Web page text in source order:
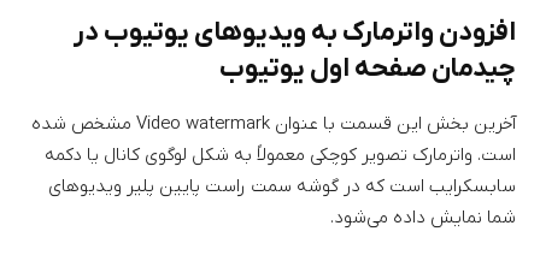
افزودن واترمارک به ویدیوهای یوتیوب در
چیدمان صفحه اول یوتیوب
آخرین بخش این قسمت با عنوان Video watermark مشخص شده
است. واترمارک تصویر کوچکی معمولاً به شکل لوگوی کانال یا دکمه
سابسکرایب است که در گوشه سمت راست پایین پلیر ویدیوهای
شما نمایش داده می‌شود.